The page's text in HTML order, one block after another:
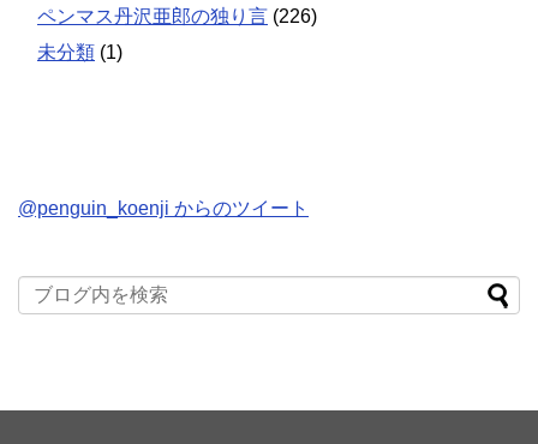
ペンマス丹沢亜郎の独り言 (226)
未分類 (1)
@penguin_koenji からのツイート